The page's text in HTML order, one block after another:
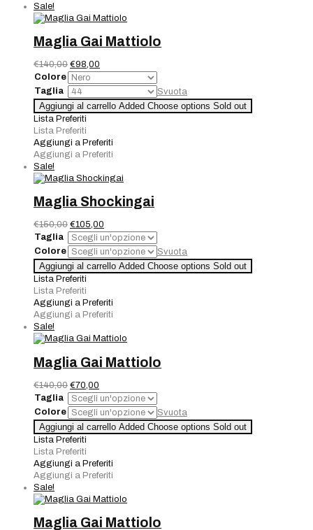
Sale!
Maglia Gai Mattiolo
€140,00 Il
prezzo
originale
era:
€140,00.
€98,00
attuale
è:
€98,00.
Colore
Taglia
Svuota
Maglia
Gai
Mattiolo
quantità
Aggiungi al carrello Added Choose options Sold out
Lista Preferiti
Lista Preferiti
Aggiungi a Preferiti
Aggiungi a Preferiti
Sale!
Maglia Shockingai
€150,00 Il
prezzo
originale
era:
€150,00.
€105,00
prezzo
attuale
è:
€105,00.
Taglia
Colore
Svuota
Maglia
Shockingai
quantità
Aggiungi al carrello Added Choose options Sold out
Lista Preferiti
Lista Preferiti
Aggiungi a Preferiti
Aggiungi a Preferiti
Sale!
Maglia Gai Mattiolo
€140,00 Il
prezzo
originale
era:
€140,00.
€70,00
prezzo
attuale
è:
€70,00.
Taglia
Colore
Svuota
Maglia
Gai
Mattiolo
quantità
Aggiungi al carrello Added Choose options Sold out
Lista Preferiti
Lista Preferiti
Aggiungi a Preferiti
Aggiungi a Preferiti
Sale!
Maglia Gai Mattiolo